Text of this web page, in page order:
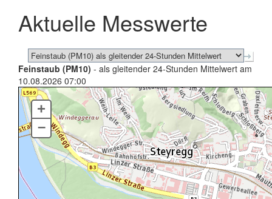
schließen
Aktuelle Messwerte
Feinstaub (PM10) - als gleitender 24-Stunden Mittelwert am
10.08.2026 07:00
+
–